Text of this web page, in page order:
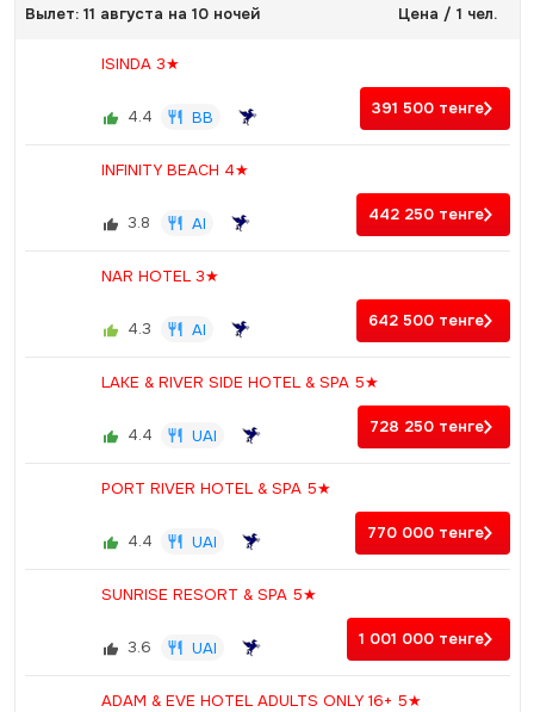
Вылет: 11 августа на 10 ночей Цена / 1 чел.
ISINDA 3★
4.4 BB 391 500 тенге
INFINITY BEACH 4★
3.8 AI 442 250 тенге
NAR HOTEL 3★
4.3 AI 642 500 тенге
LAKE & RIVER SIDE HOTEL & SPA 5★
4.4 UAI 728 250 тенге
PORT RIVER HOTEL & SPA 5★
4.4 UAI 770 000 тенге
SUNRISE RESORT & SPA 5★
3.6 UAI 1 001 000 тенге
ADAM & EVE HOTEL ADULTS ONLY 16+ 5★